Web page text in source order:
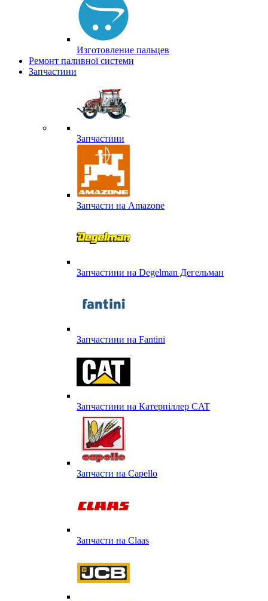
Изготовление пальцев
Ремонт паливної системи
Запчастини
Запчастини
Запчасти на Amazone
Запчастини на Degelman Дегельман
Запчастини на Fantini
Запчастини на Катерпіллер CAT
Запчасти на Capello
Запчасти на Сlaas